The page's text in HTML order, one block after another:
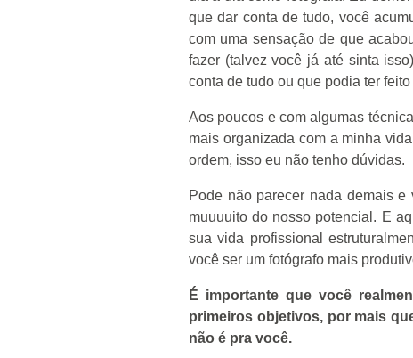
que dar conta de tudo, você
com uma sensação de que
fazer (talvez você já até sinta
conta de tudo ou que podia ter
Aos poucos e com algumas
mais organizada com a minha
ordem, isso eu não tenho dúvidas.
Pode não parecer nada demais
muuuuito do nosso potencial. E
sua vida profissional
você ser um fotógrafo mais
É importante que você
primeiros objetivos, por mais
não é pra você.